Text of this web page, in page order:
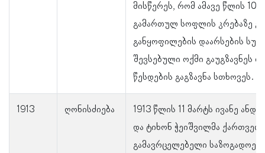
მისწერეს, რომ ამავე წლის 10
გამართულ სოფლის კრებაზე
განყოფილების დაარსების
შევსებული ოქმი გაუგზავნეს
წესდების გაგზავნა სთხოვეს.
1913 ღონისძიება
1913 წლის 11 მარტს ივანე
და ტიხონ ჭეიშვილმა
გამავრცელებელი